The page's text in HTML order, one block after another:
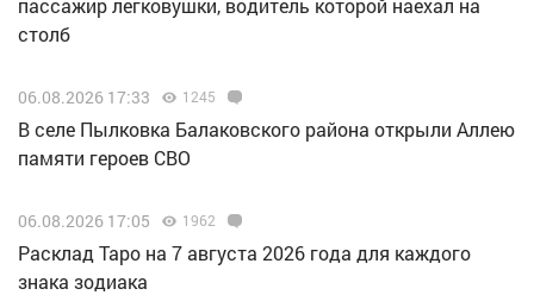
пассажир легковушки, водитель которой наехал на
столб
06.08.2026 17:33 1245
В селе Пылковка Балаковского района открыли Аллею
памяти героев СВО
06.08.2026 17:05 1962
Расклад Таро на 7 августа 2026 года для каждого
знака зодиака